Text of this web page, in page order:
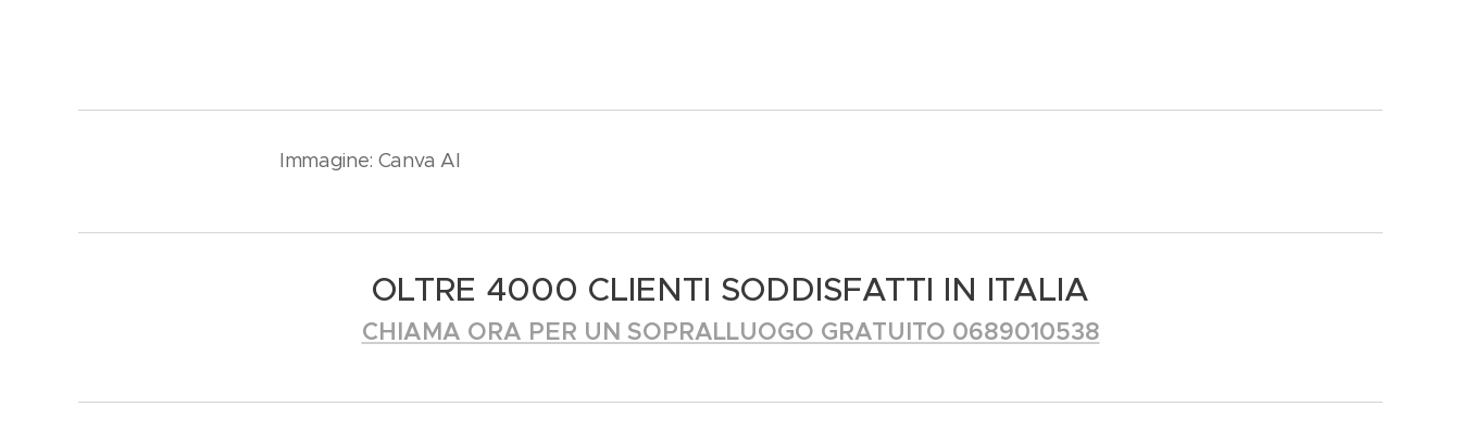
Immagine: Canva AI
OLTRE 4000 CLIENTI SODDISFATTI IN ITALIA
CHIAMA ORA PER UN SOPRALLUOGO GRATUITO 0689010538